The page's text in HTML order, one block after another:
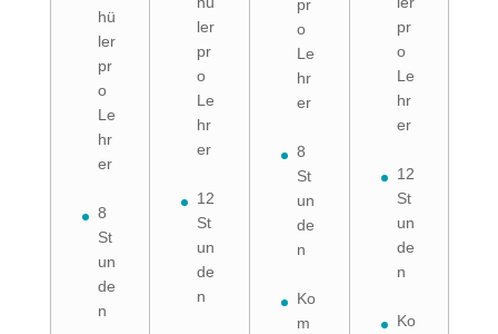
hü
ler
pr
o
Le
hr
er
8
St
un
de
n
ler
pr
o
Le
hr
er
12
St
un
de
n
pr
o
Le
hr
er
8
St
un
de
n
Ko
m
pr
o
Le
hr
er
12
St
un
de
n
Ko